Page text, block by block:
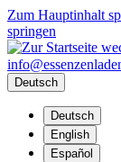
Zum Hauptinhalt
springen
Deutsch
Deutsch
English
Español